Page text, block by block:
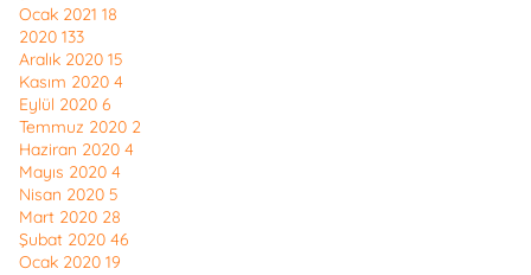
Ocak 2021 18
2020 133
Aralık 2020 15
Kasım 2020 4
Eylül 2020 6
Temmuz 2020 2
Haziran 2020 4
Mayıs 2020 4
Nisan 2020 5
Mart 2020 28
Şubat 2020 46
Ocak 2020 19